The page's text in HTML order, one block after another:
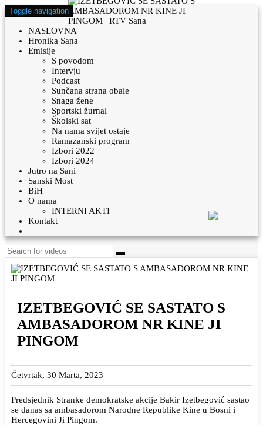
Toggle navigation
NASLOVNA
Hronika Sana
Emisije
S povodom
Intervju
Podcast
Sunčana strana obale
Snaga žene
Sportski žurnal
Školski sat
Na nama svijet ostaje
Ramazanski program
Izbori 2022
Izbori 2024
Jutro na Sani
Sanski Most
BiH
O nama
INTERNI AKTI
Kontakt
IZETBEGOVIĆ SE SASTATO S
AMBASADOROM NR KINE JI
PINGOM
Četvrtak, 30 Marta, 2023
Predsjednik Stranke demokratske akcije Bakir Izetbegović sastao
se danas sa ambasadorom Narodne Republike Kine u Bosni i
Hercegovini Ji Pingom.